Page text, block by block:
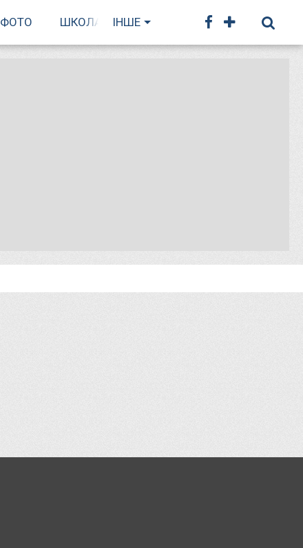
ФОТО ШКОЛА БІГУ
ІНШЕ